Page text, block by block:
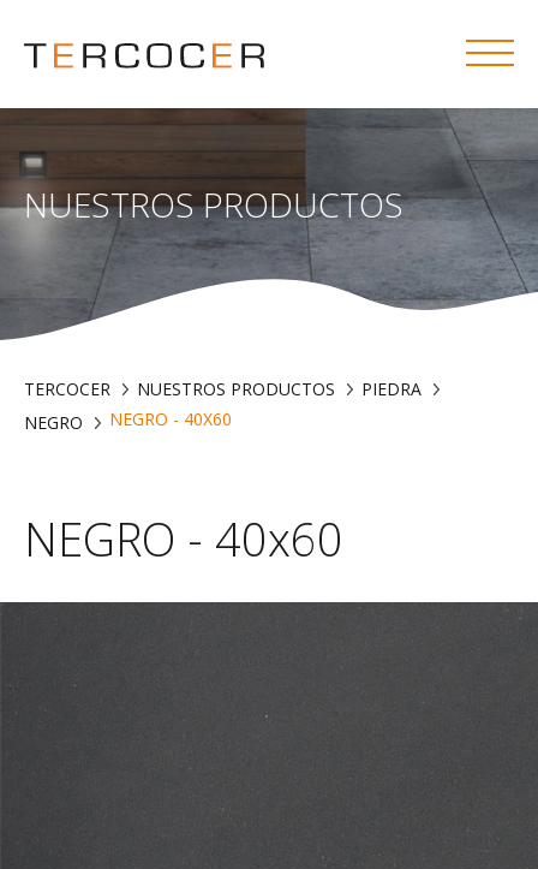
NUESTROS PRODUCTOS
TERCOCER NUESTROS PRODUCTOS
PIEDRA
NEGRO
NEGRO - 40X60
NEGRO - 40x60